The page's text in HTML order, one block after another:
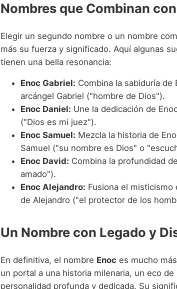
Nombres que Combinan
Elegir un segundo nombre o un nombre
más su fuerza y significado. Aquí algunas
tienen una bella resonancia:
Enoc Gabriel: Combina la sabiduría de
arcángel Gabriel ("hombre de Dios").
Enoc Daniel: Une la dedicación de
("Dios es mi juez").
Enoc Samuel: Mezcla la historia de
Samuel ("su nombre es Dios" o
Enoc David: Combina la profundidad
amado").
Enoc Alejandro: Fusiona el misticismo
de Alejandro ("el protector de los
Un Nombre con Legado y
En definitiva, el nombre Enoc es mucho
un portal a una historia milenaria, un eco
personalidad profunda y dedicada. Su